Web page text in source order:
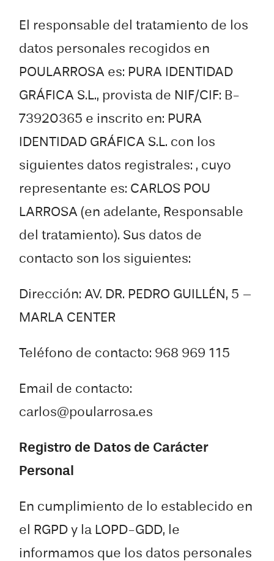
El responsable del tratamiento de los
datos personales recogidos en
POULARROSA es: PURA IDENTIDAD
GRÁFICA S.L., provista de NIF/CIF: B-
73920365 e inscrito en: PURA
IDENTIDAD GRÁFICA S.L. con los
siguientes datos registrales: , cuyo
representante es: CARLOS POU
LARROSA (en adelante, Responsable
del tratamiento). Sus datos de
contacto son los siguientes:
Dirección: AV. DR. PEDRO GUILLÉN, 5 –
MARLA CENTER
Teléfono de contacto: 968 969 115
Email de contacto:
carlos@poularrosa.es
Registro de Datos de Carácter
Personal
En cumplimiento de lo establecido en
el RGPD y la LOPD-GDD, le
informamos que los datos personales